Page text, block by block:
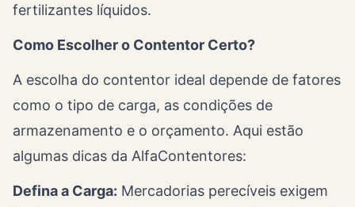
fertilizantes líquidos.
Como Escolher o Contentor Certo?
A escolha do contentor ideal depende de fatores
como o tipo de carga, as condições de
armazenamento e o orçamento. Aqui estão
algumas dicas da AlfaContentores:
Defina a Carga: Mercadorias perecíveis exigem